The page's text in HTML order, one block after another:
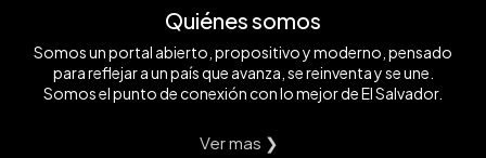
Quiénes somos
Somos un portal abierto, propositivo y moderno, pensado
para reflejar a un país que avanza, se reinventa y se une.
Somos el punto de conexión con lo mejor de El Salvador.
Ver mas ❯